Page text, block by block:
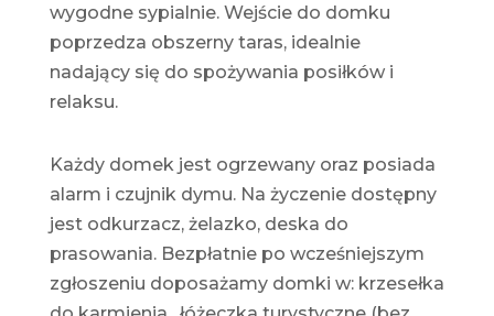
wygodne sypialnie. Wejście do domku
poprzedza obszerny taras, idealnie
nadający się do spożywania posiłków i
relaksu.
Każdy domek jest ogrzewany oraz posiada
alarm i czujnik dymu. Na życzenie dostępny
jest odkurzacz, żelazko, deska do
prasowania. Bezpłatnie po wcześniejszym
zgłoszeniu doposażamy domki w: krzesełka